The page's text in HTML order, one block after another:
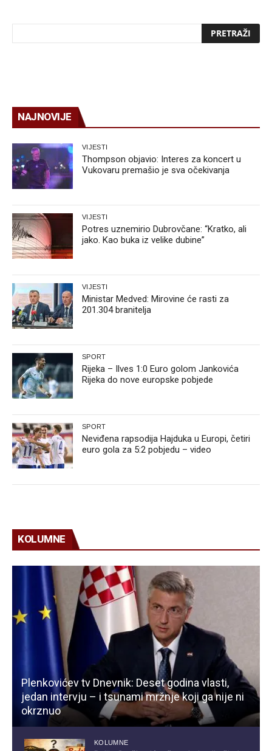
NAJNOVIJE
VIJESTI
Thompson objavio: Interes za koncert u
Vukovaru premašio je sva očekivanja
VIJESTI
Potres uznemirio Dubrovčane: “Kratko, ali
jako. Kao buka iz velike dubine”
VIJESTI
Ministar Medved: Mirovine će rasti za
201.304 branitelja
SPORT
Rijeka – Ilves 1:0 Euro golom Jankovića
Rijeka do nove europske pobjede
SPORT
Neviđena rapsodija Hajduka u Europi, četiri
euro gola za 5:2 pobjedu – video
KOLUMNE
Plenkovićev tv Dnevnik: Deset godina vlasti,
jedan intervju – i tsunami mržnje koji ga nije ni
okrznuo
KOLUMNE